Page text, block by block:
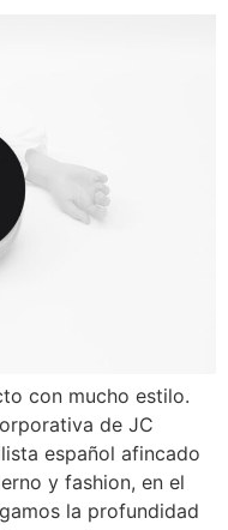
con mucho estilo.
de JC
español afincado
y fashion, en el
la profundidad